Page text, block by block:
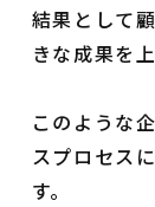
結果として
きな成果を
このような
スプロセス
す。